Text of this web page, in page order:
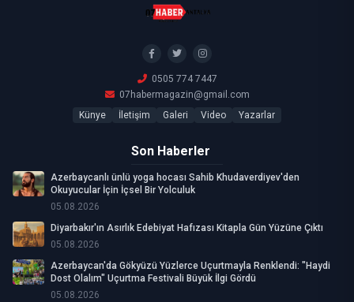
0505 774 7447
07habermagazin@gmail.com
Künye
İletişim Galeri Video Yazarlar
Son Haberler
Azerbaycanlı ünlü yoga hocası Sahib Khudaverdiyev'den
Okuyucular İçin İçsel Bir Yolculuk
05.08.2026
Diyarbakır'ın Asırlık Edebiyat Hafızası Kitapla Gün Yüzüne Çıktı
05.08.2026
Azerbaycan'da Gökyüzü Yüzlerce Uçurtmayla Renklendi: "Haydi
Dost Olalım" Uçurtma Festivali Büyük İlgi Gördü
05.08.2026